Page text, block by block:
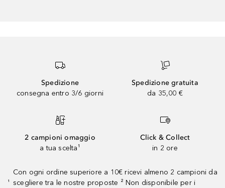
Spedizione
consegna entro 3/6 giorni
Spedizione gratuita
da 35,00 €
2 campioni omaggio
a tua scelta¹
Click & Collect
in 2 ore
¹
Con ogni ordine superiore a 10€ ricevi almeno 2 campioni da
scegliere tra le nostre proposte ² Non disponibile per i